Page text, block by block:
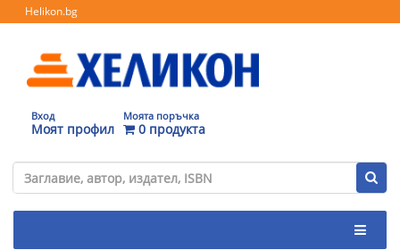
Helikon.bg
Вход
Моят профил
Моята поръчка
0 продукта